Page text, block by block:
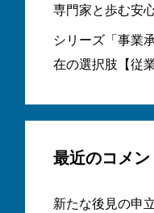
専門家と歩む安
シリーズ「事業
在の選択肢【従
最近のコメン
新たな後見の申